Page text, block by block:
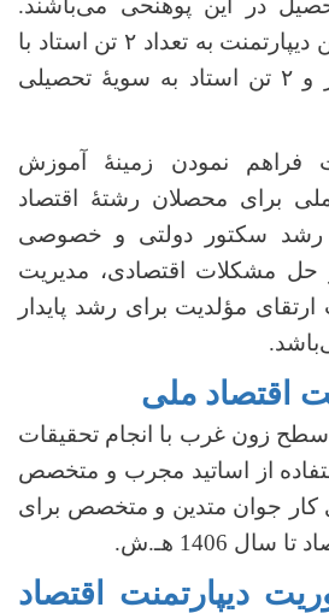
اعضای کادر علمی این دیپارتمنت به تعداد ۲ تن استاد با
درجۀ تحصیلی ماستر و ۲ تن استاد به سویۀ تحصیلی
فراهم نمودن زمینۀ آموزش
برای محصلان رشتۀ اقتصاد
سکتور دولتی و خصوصی
مشکلات اقتصادی، مدیریت
ارتقای مؤلدیت برای رشد پایدار
اقتصاد ملی
سطح زون غرب با انجام تحقیقات
از اساتید مجرب و متخصص
کار جوان متدین و متخصص برای
1406 هـ.ش.
دیپارتمنت اقتصاد